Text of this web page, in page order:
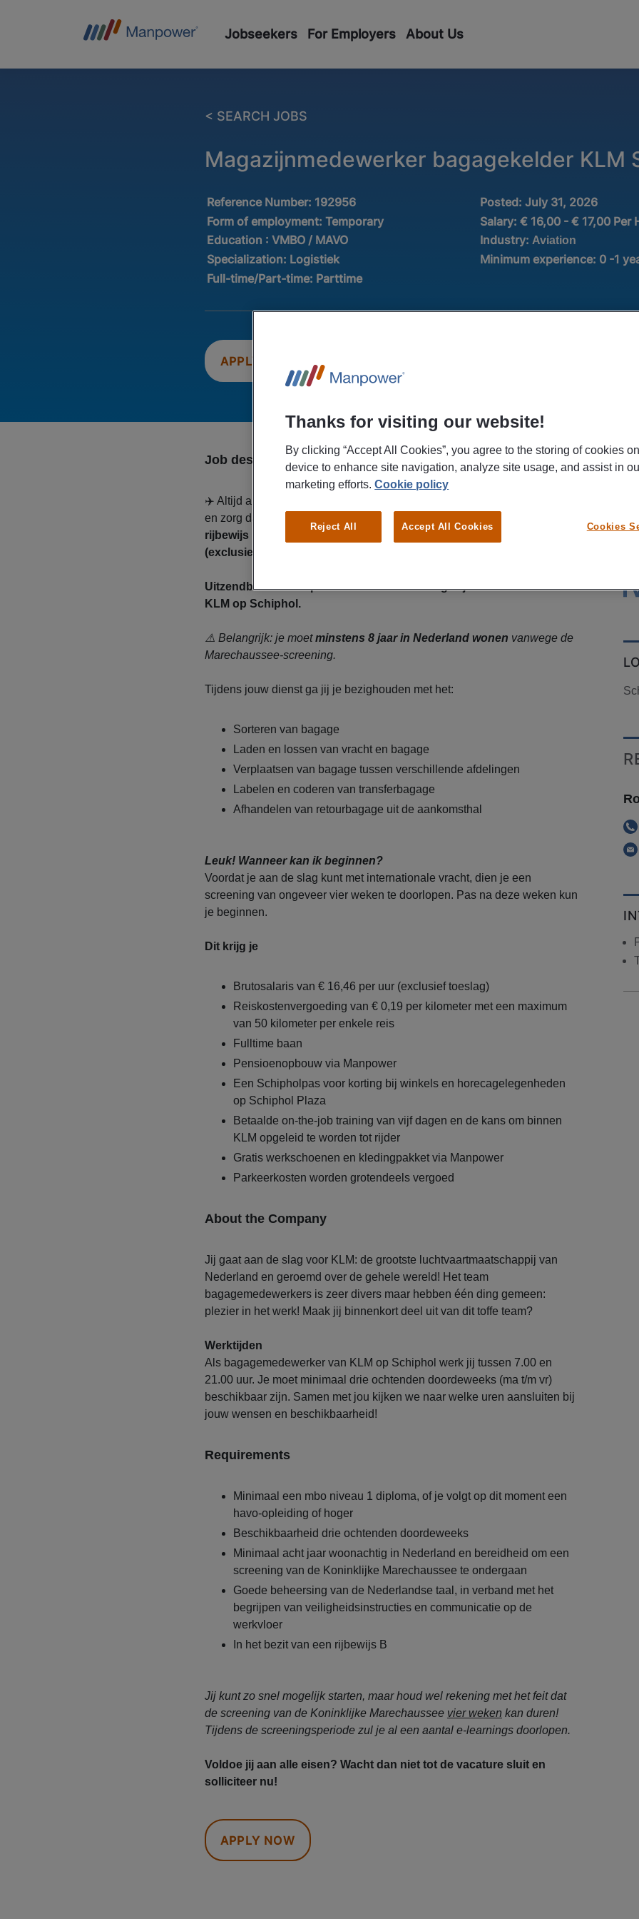
Jobseekers For Employers About Us
< SEARCH JOBS
Magazijnmedewerker bagagekelder KLM
Reference Number: 192956 Posted: July 31, 2026
Form of employment:Temporary Salary: € 16,00 - € 17,00 Per
Education : VMBO / MAVO Industry: Aviation
Specialization: Logistiek Minimum experience: 0 -1
Full-time/Part-time: Parttime
APPLY NOW
Job description
✈️ Altijd al op Schiphol willen werken? Ga aan de slag in de bagagekelder
en zorg dat bagage op tijd wordt verwerkt voor transport. Heb jij
rijbewijs B
en wil je fysiek aan de slag?
Verdien € 16,46 per uur
(exclusief toeslagen)
Uitzendbureau Manpower zoekt Fulltime magazijnmedewerkers voor
KLM op Schiphol.
⚠️ Belangrijk: je moetminstens 8 jaar in Nederland wonen vanwege de
Marechaussee-screening.
Tijdens jouw dienst ga jij je bezighouden met het:
Sorteren van bagage
Laden en lossen van vracht en bagage
Verplaatsen van bagage tussen verschillende afdelingen
Labelen en coderen van transferbagage
Afhandelen van retourbagage uit de aankomsthal
Leuk! Wanneer kan ik beginnen?
Voordat je aan de slag kunt met internationale vracht, dien je een
screening van ongeveer vier weken te doorlopen. Pas na deze weken kun
je beginnen.
Dit krijg je
Brutosalaris van € 16,46 per uur (exclusief toeslag)
Reiskostenvergoeding van € 0,19 per kilometer met een maximum
van 50 kilometer per enkele reis
Fulltime baan
Pensioenopbouw via Manpower
Een Schipholpas voor korting bij winkels en horecagelegenheden
op Schiphol Plaza
Betaalde on-the-job training van vijf dagen en de kans om binnen
KLM opgeleid te worden tot rijder
Gratis werkschoenen en kledingpakket via Manpower
Parkeerkosten worden grotendeels vergoed
About the Company
Jij gaat aan de slag voor KLM: de grootste luchtvaartmaatschappij van
Nederland en geroemd over de gehele wereld! Het team
bagagemedewerkers is zeer divers maar hebben één ding gemeen:
plezier in het werk! Maak jij binnenkort deel uit van dit toffe team?
Werktijden
Als bagagemedewerker van KLM op Schiphol werk jij tussen 7.00 en
21.00 uur. Je moet minimaal drie ochtenden doordeweeks (ma t/m vr)
beschikbaar zijn. Samen met jou kijken we naar welke uren aansluiten bij
jouw wensen en beschikbaarheid!
Requirements
Minimaal een mbo niveau 1 diploma, of je volgt op dit moment een
havo-opleiding of hoger
Beschikbaarheid drie ochtenden doordeweeks
Minimaal acht jaar woonachtig in Nederland en bereidheid om een
screening van de Koninklijke Marechaussee te ondergaan
Goede beheersing van de Nederlandse taal, in verband met het
begrijpen van veiligheidsinstructies en communicatie op de
werkvloer
In het bezit van een rijbewijs B
Jij kunt zo snel mogelijk starten, maar houd wel rekening met het feit dat
de screening van de Koninklijke Marechaussee vier weken kan duren!
Tijdens de screeningsperiode zul je al een aantal e-learnings doorlopen.
Voldoe jij aan alle eisen? Wacht dan niet tot de vacature sluit en
solliciteer nu!
APPLY NOW
Thanks for visiting our website!
By clicking “Accept All Cookies”, you agree to the storing of cookies
device to enhance site navigation, analyze site usage, and assist in
marketing efforts.Cookie policy
Cookies
Reject All Accept All Cookies